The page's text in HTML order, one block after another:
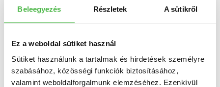
Beleegyezés Részletek A sütikről
Ez a weboldal sütiket használ
Sütiket használunk a tartalmak és hirdetések személyre
szabásához, közösségi funkciók biztosításához,
valamint weboldalforgalmunk elemzéséhez. Ezenkívül
I have read and
accept theprivacy
policy.